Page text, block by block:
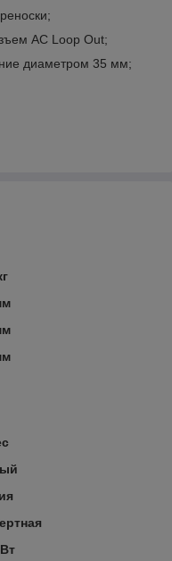
AC Loop Out;
диаметром 35 мм;